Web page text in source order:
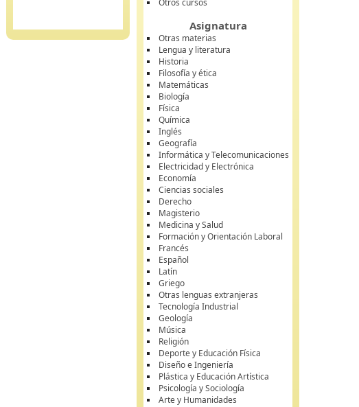
Otros cursos
Asignatura
Otras materias
Lengua y literatura
Historia
Filosofía y ética
Matemáticas
Biología
Física
Química
Inglés
Geografía
Informática y Telecomunicaciones
Electricidad y Electrónica
Economía
Ciencias sociales
Derecho
Magisterio
Medicina y Salud
Formación y Orientación Laboral
Francés
Español
Latín
Griego
Otras lenguas extranjeras
Tecnología Industrial
Geología
Música
Religión
Deporte y Educación Física
Diseño e Ingeniería
Plástica y Educación Artística
Psicología y Sociología
Arte y Humanidades